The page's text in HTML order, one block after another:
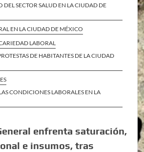
SECTOR SALUD EN LA CIUDAD DE
EN LA CIUDAD DE MÉXICO
LABORAL
DE HABITANTES DE LA CIUDAD
CONDICIONES LABORALES EN LA
enfrenta saturación,
e insumos, tras